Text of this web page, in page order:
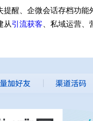
醒、企微会话存档功能
从引流获客、私域运营、